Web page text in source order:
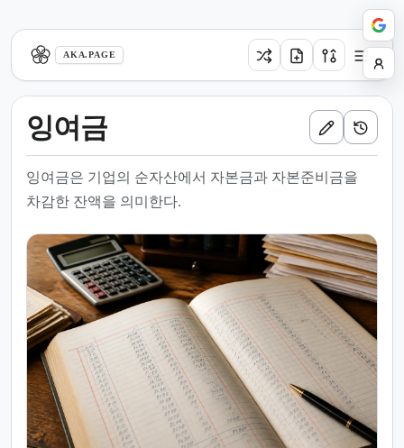
AKA.PAGE
잉여금
잉여금은 기업의 순자산에서 자본금과 자본준비금을
차감한 잔액을 의미한다.